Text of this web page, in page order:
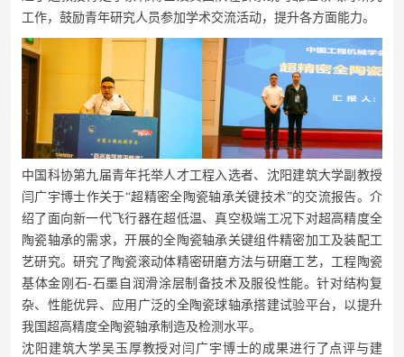
工作，鼓励青年研究人员参加学术交流活动，提升各方面能力。
中国科协第九届青年托举人才工程入选者、沈阳建筑大学副教授
闫广宇博士作关于“超精密全陶瓷轴承关键技术”的交流报告。介
绍了面向新一代飞行器在超低温、真空极端工况下对超高精度全
陶瓷轴承的需求，开展的全陶瓷轴承关键组件精密加工及装配工
艺研究。研究了陶瓷滚动体精密研磨方法与研磨工艺，工程陶瓷
基体金刚石-石墨自润滑涂层制备技术及服役性能。针对结构复
杂、性能优异、应用广泛的全陶瓷球轴承搭建试验平台，以提升
我国超高精度全陶瓷轴承制造及检测水平。
沈阳建筑大学吴玉厚教授对闫广宇博士的成果进行了点评与建